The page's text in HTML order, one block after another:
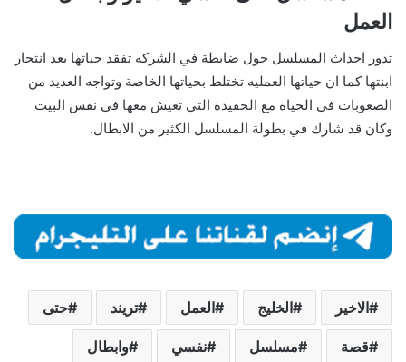
العمل
تدور احداث المسلسل حول ضابطة في الشركه تفقد حياتها بعد انتحار
ابنتها كما ان حياتها العمليه تختلط بحياتها الخاصة وتواجه العديد من
الصعوبات في الحياه مع الحفيدة التي تعيش معها في نفس البيت
وكان قد شارك في بطولة المسلسل الكثير من الابطال.
الاخير الخليج العمل تريند حتى
قصة مسلسل نفسي وابطال